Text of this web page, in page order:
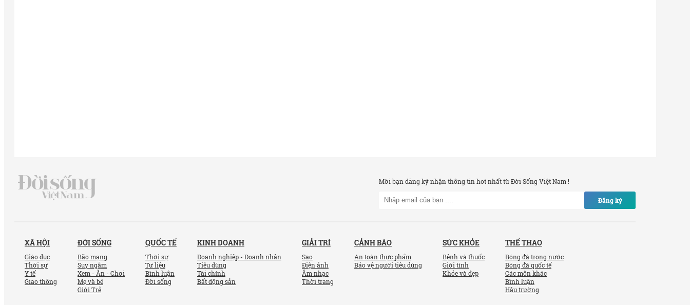
Mời bạn đăng ký nhận thông tin hot nhất từ Đời Sống Việt Nam !
Đăng ký
XÃ HỘI
Giáo dục
Thời sự
Y tế
Giao thông
ĐỜI SỐNG
Bão mạng
Suy ngẫm
Xem - Ăn - Chơi
Mẹ và bé
Giới Trẻ
QUỐC TẾ
Thời sự
Tư liệu
Bình luận
Đời sống
KINH DOANH
Doanh nghiệp - Doanh nhân
Tiêu dùng
Tài chính
Bất động sản
GIẢI TRÍ
Sao
Điện ảnh
Âm nhạc
Thời trang
CẢNH BÁO
An toàn thực phẩm
Bảo vệ người tiêu dùng
SỨC KHỎE
Bệnh và thuốc
Giới tính
Khỏe và đẹp
THỂ THAO
Bóng đá trong nước
Bóng đá quốc tế
Các môn khác
Bình luận
Hậu trường